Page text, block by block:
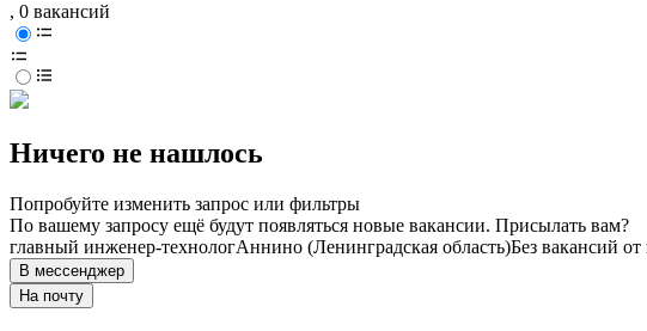
, 0 вакансий
Ничего не нашлось
Попробуйте изменить запрос или фильтры
По вашему запросу ещё будут появляться новые вакансии. Присылать вам?
главный инженер-технологАннино (Ленинградская область)Без вакансий от
В мессенджер
На почту